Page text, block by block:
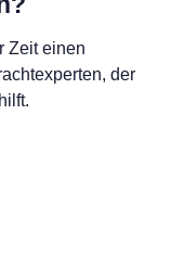
Zeit einen
der